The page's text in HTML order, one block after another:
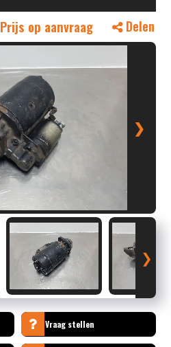
Prijs op aanvraag Delen
❯
❯
Vraag stellen